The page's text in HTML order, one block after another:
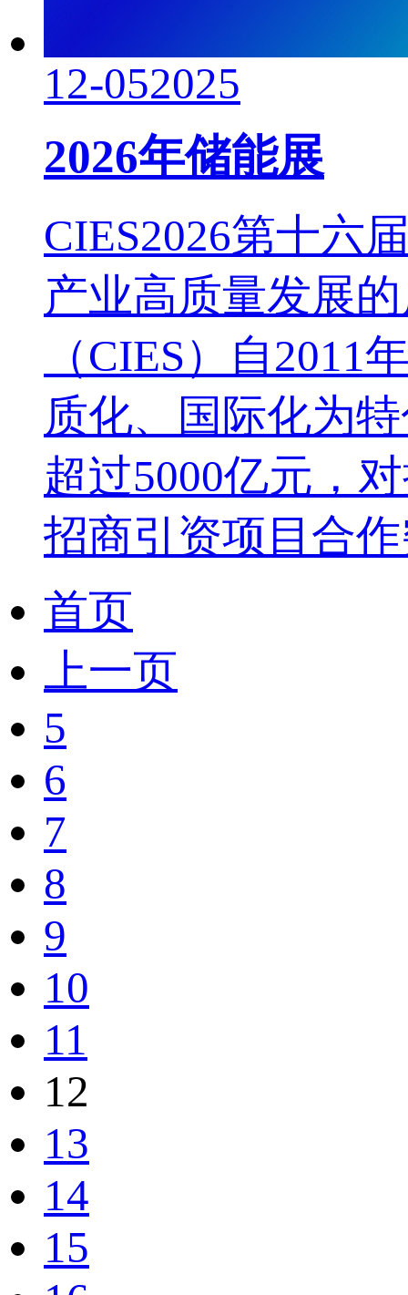
12-052025
2026年储能展
CIES2026第十六
产业高质量发展
（CIES）自
质化、国际化为
超过5000亿元，
招商引资项目合作
首页
上一页
5
6
7
8
9
10
11
12
13
14
15